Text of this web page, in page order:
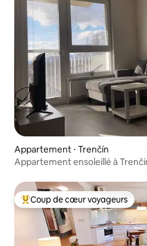
Appartement ⋅ Trenčín
Appartement ensoleillé à
Coups de cœur voyageurs les
Coup de cœur voyageurs